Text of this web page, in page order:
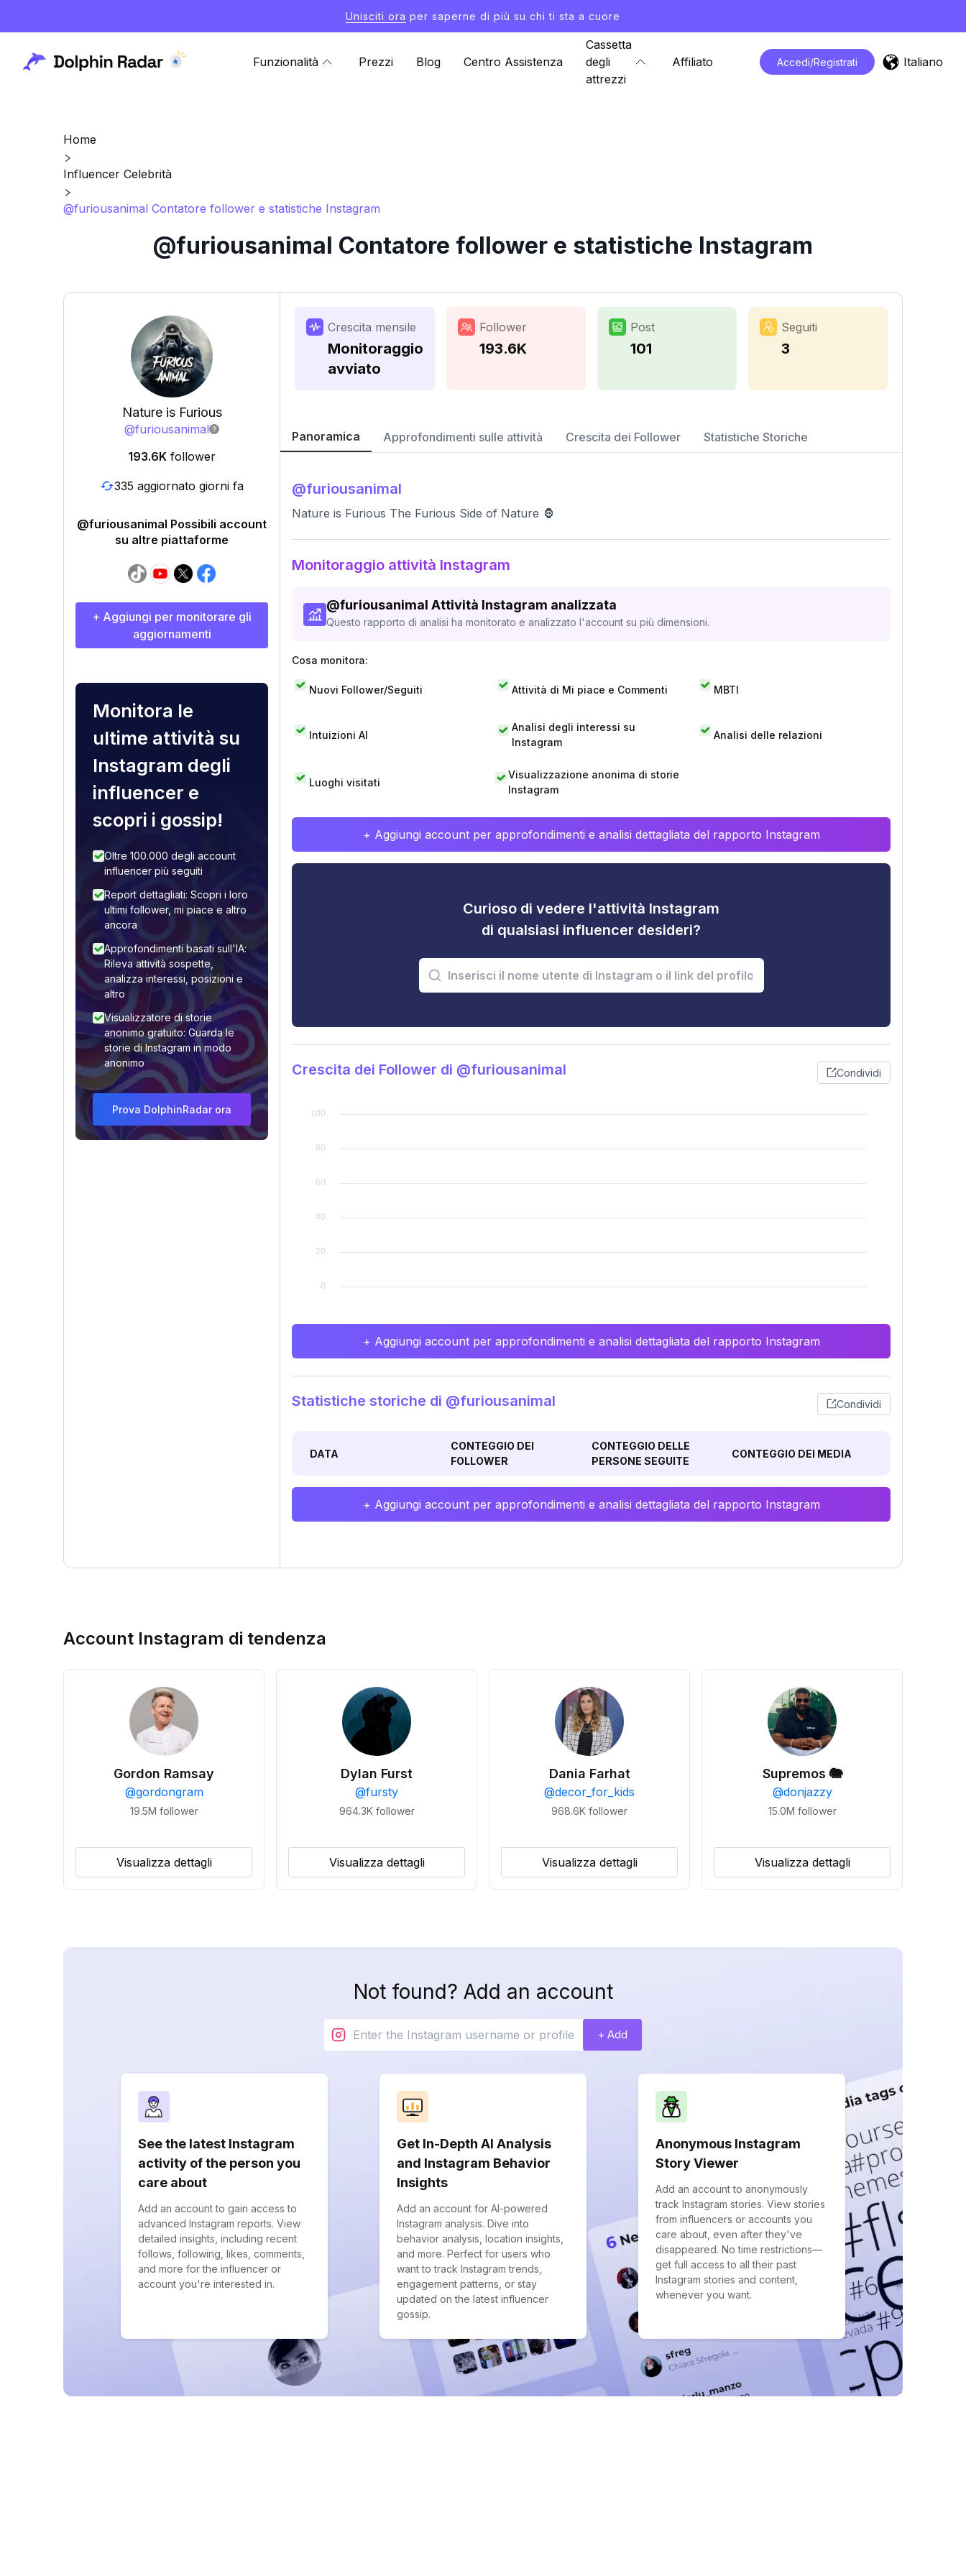
Unisciti ora per saperne di più su chi ti sta a cuore
Funzionalità Prezzi Blog Centro Assistenza
Cassetta
degli
attrezzi
Affiliato Accedi/Registrati Italiano
Home
Influencer Celebrità
@furiousanimal Contatore follower e statistiche Instagram
@furiousanimal Contatore follower e statistiche Instagram
Nature is Furious
@furiousanimal
193.6K follower
335 aggiornato giorni fa
@furiousanimal Possibili account
su altre piattaforme
+ Aggiungi per monitorare gli
aggiornamenti
Monitora le
ultime attività su
Instagram degli
influencer e
scopri i gossip!
Oltre 100.000 degli account
influencer più seguiti
Report dettagliati: Scopri i loro
ultimi follower, mi piace e altro
ancora
Approfondimenti basati sull'IA:
Rileva attività sospette,
analizza interessi, posizioni e
altro
Visualizzatore di storie
anonimo gratuito: Guarda le
storie di Instagram in modo
anonimo
Prova DolphinRadar ora
Crescita mensile
Monitoraggio
avviato
Follower
193.6K
Post
101
Seguiti
3
Panoramica Approfondimenti sulle attività Crescita dei Follower Statistiche Storiche
@furiousanimal
Nature is Furious The Furious Side of Nature 🦍
Monitoraggio attività Instagram
@furiousanimal Attività Instagram analizzata
Questo rapporto di analisi ha monitorato e analizzato l'account su più dimensioni.
Cosa monitora:
Nuovi Follower/Seguiti Attività di Mi piace e Commenti MBTI
Intuizioni AI
Analisi degli interessi su
Instagram
Analisi delle relazioni
Luoghi visitati
Visualizzazione anonima di storie
Instagram
+ Aggiungi account per approfondimenti e analisi dettagliata del rapporto Instagram
Curioso di vedere l'attività Instagram
di qualsiasi influencer desideri?
Crescita dei Follower di @furiousanimal Condividi
+ Aggiungi account per approfondimenti e analisi dettagliata del rapporto Instagram
Statistiche storiche di @furiousanimal Condividi
DATA
CONTEGGIO DEI
FOLLOWER
CONTEGGIO DELLE
PERSONE SEGUITE
CONTEGGIO DEI MEDIA
+ Aggiungi account per approfondimenti e analisi dettagliata del rapporto Instagram
Account Instagram di tendenza
Gordon Ramsay
@gordongram
19.5M follower
Visualizza dettagli
Dylan Furst
@fursty
964.3K follower
Visualizza dettagli
Dania Farhat
@decor_for_kids
968.6K follower
Visualizza dettagli
Supremos 🐘
@donjazzy
15.0M follower
Visualizza dettagli
Not found? Add an account
+ Add
See the latest Instagram
activity of the person you
care about
Add an account to gain access to
advanced Instagram reports. View
detailed insights, including recent
follows, following, likes, comments,
and more for the influencer or
account you're interested in.
Get In-Depth AI Analysis
and Instagram Behavior
Insights
Add an account for AI-powered
Instagram analysis. Dive into
behavior analysis, location insights,
and more. Perfect for users who
want to track Instagram trends,
engagement patterns, or stay
updated on the latest influencer
gossip.
Anonymous Instagram
Story Viewer
Add an account to anonymously
track Instagram stories. View stories
from influencers or accounts you
care about, even after they've
disappeared. No time restrictions—
get full access to all their past
Instagram stories and content,
whenever you want.